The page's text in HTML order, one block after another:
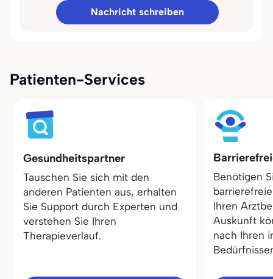
Nachricht schreiben
Patienten-Services
Gesundheitspartner
Tauschen Sie sich mit den
anderen Patienten aus, erhalten
Sie Support durch Experten und
verstehen Sie Ihren
Therapieverlauf.
Benötigen
Ihren
Auskunft
nach Ihren